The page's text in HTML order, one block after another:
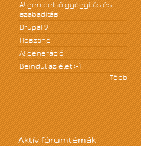
A! gen belső gyógyítás és
szabadítás
Drupal 9
Hoszting
A! generáció
Beindul az élet :-)
Több
Aktív fórumtémák